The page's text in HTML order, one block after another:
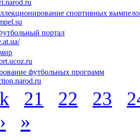
спортивных
портал
футбольных программ
21 22 23
› »